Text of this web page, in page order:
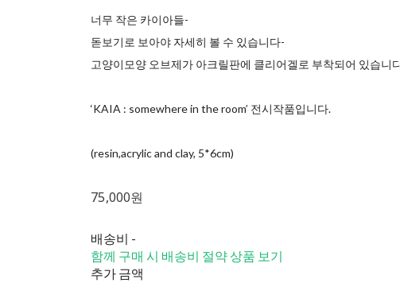
너무 작은 카이아들-
돋보기로 보아야 자세히 볼 수 있습니다-
고양이모양 오브제가 아크릴판에 클리어겔로 부착되어 있습니
‘KAIA : somewhere in the room’ 전시작품입니다.
(resin,acrylic and clay, 5*6cm)
75,000원
배송비 -
함께 구매 시 배송비 절약 상품 보기
추가 금액